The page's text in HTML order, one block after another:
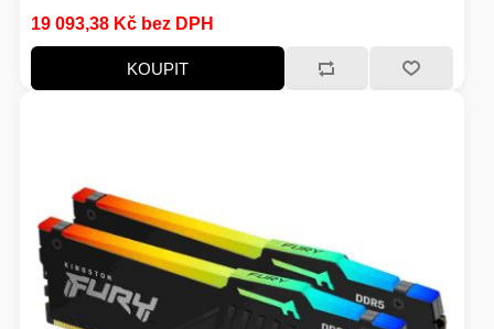
HERNÍ SVĚT
BAZAR
TELEVIZE
NAPÁJECÍ ZDROJ
KONVERTORY
VENTILÁTORY
19 093,38 Kč bez DPH
KOUPIT